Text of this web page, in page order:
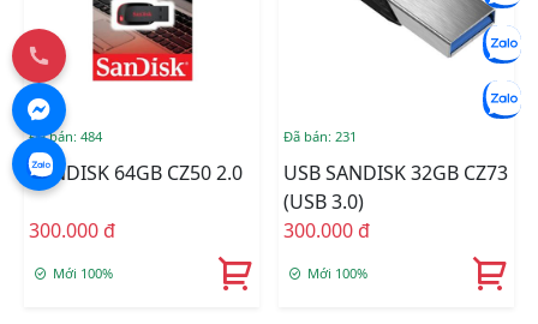
Đã bán: 484
SANDISK 64GB CZ50 2.0
300.000 đ
Mới 100%
Đã bán: 231
USB SANDISK 32GB CZ73
(USB 3.0)
300.000 đ
Mới 100%